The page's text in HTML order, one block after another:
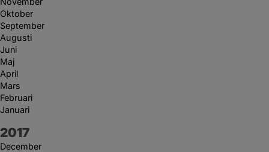
Oktober
September
Augusti
Juni
Maj
April
Mars
Februari
Januari
År:
2017
December